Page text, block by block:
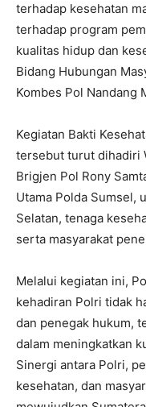
terhadap kesehatan
terhadap program
kualitas hidup dan
Bidang Hubungan
Kombes Pol Nandang
Kegiatan Bakti
tersebut turut dihadiri
Brigjen Pol Rony
Utama Polda Sumsel,
Selatan, tenaga
serta masyarakat
Melalui kegiatan ini,
kehadiran Polri tidak
dan penegak hukum,
dalam meningkatkan
Sinergi antara Polri,
kesehatan, dan